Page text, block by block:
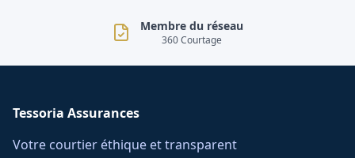
Membre du réseau
360 Courtage
Tessoria Assurances
Votre courtier éthique et transparent